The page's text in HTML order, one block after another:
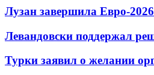
Лузан завершила Евро-
Левандовски поддержал
Турки заявил о желании